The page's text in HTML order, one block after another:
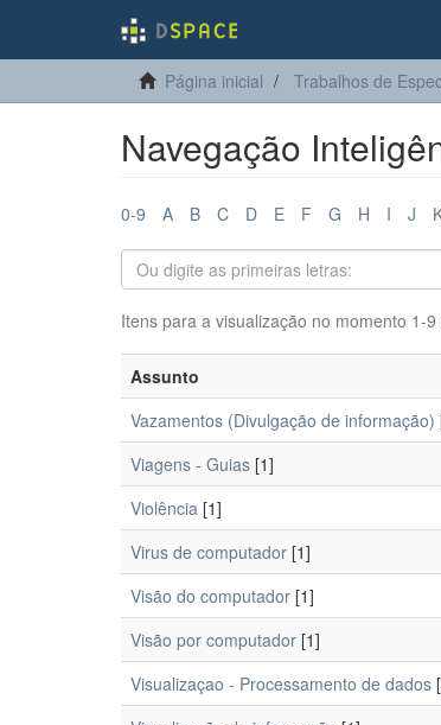
Página inicial Trabalhos de
Navegação
0-9 A B C D E F G H I J
Itens para a visualização no momento 1-9
Assunto
Vazamentos (Divulgação de informação)
Viagens - Guias [1]
Violência [1]
Virus de computador [1]
Visão do computador [1]
Visão por computador [1]
Visualizaçao - Processamento de dados